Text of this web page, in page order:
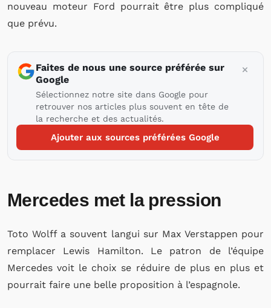
nouveau moteur Ford pourrait être plus compliqué
que prévu.
Faites de nous une source préférée sur
Google
Sélectionnez notre site dans Google pour
retrouver nos articles plus souvent en tête de
la recherche et des actualités.
Ajouter aux sources préférées Google
Mercedes met la pression
Toto Wolff a souvent langui sur Max Verstappen pour
remplacer Lewis Hamilton. Le patron de l’équipe
Mercedes voit le choix se réduire de plus en plus et
pourrait faire une belle proposition à l’espagnole.